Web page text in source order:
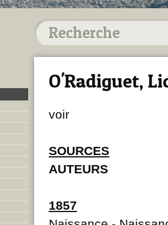
O'Radiguet,
voir
SOURCES
AUTEURS
1857